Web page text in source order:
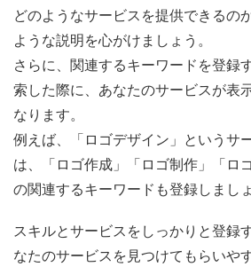
どのようなサービスを提供できるの
ような説明を心がけましょう。
さらに、関連するキーワードを登録
索した際に、あなたのサービスが表
なります。
例えば、「ロゴデザイン」というサ
は、「ロゴ作成」「ロゴ制作」「ロ
の関連するキーワードも登録しましょ
スキルとサービスをしっかりと登録
なたのサービスを見つけてもらいや